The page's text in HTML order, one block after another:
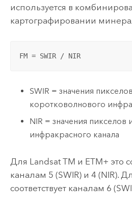
используется в
картографировании
FM = SWIR / NIR
SWIR = значения
коротковолнового
NIR = значения пикселов
инфракрасного канала
Для Landsat TM и ETM+ это
каналам 5 (SWIR) и 4 (NIR).
соответствует каналам 6